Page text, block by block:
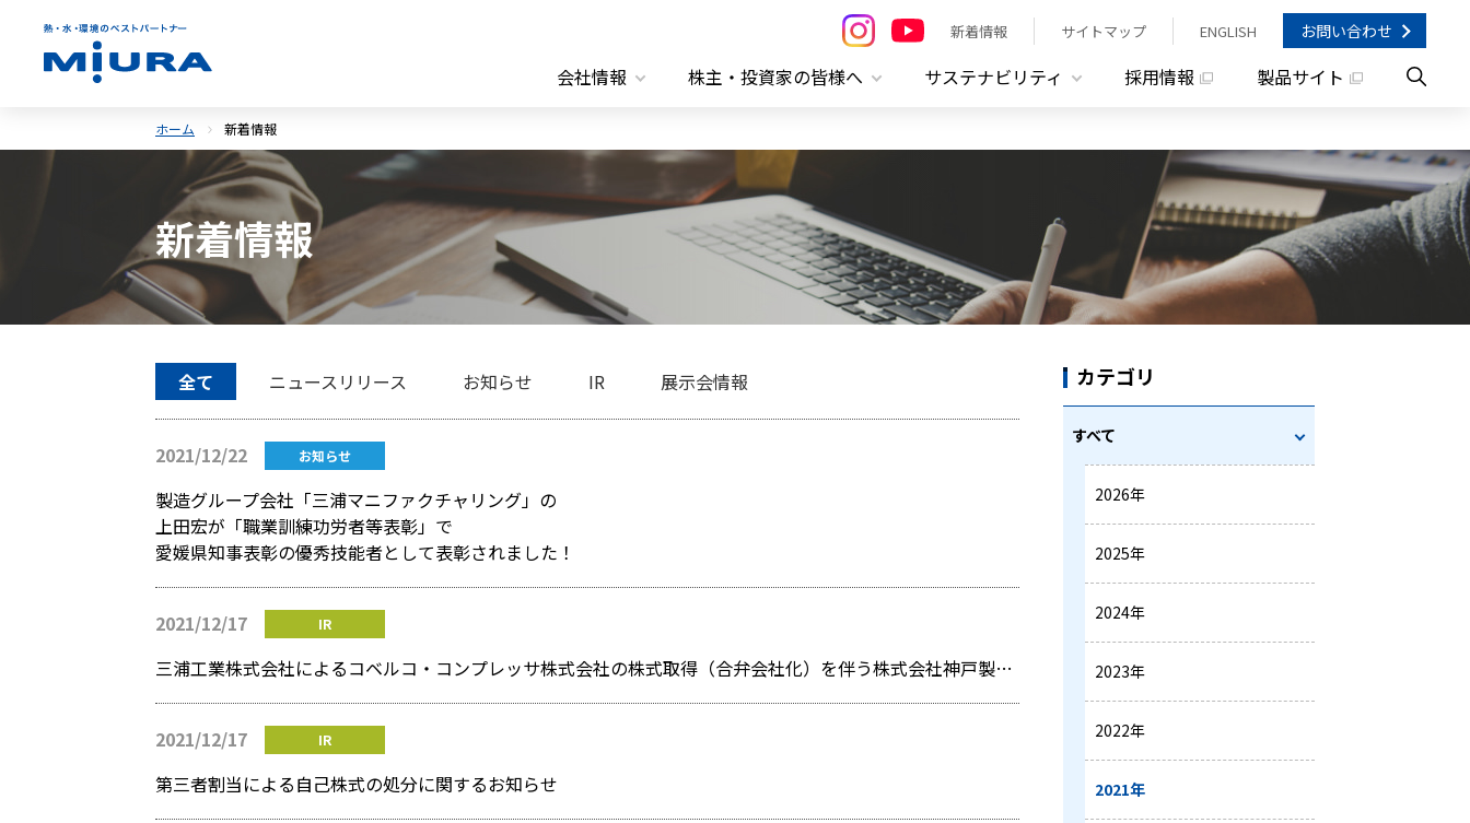
新着情報 サイトマップ ENGLISH お問い合わせ
会社情報 株主・投資家の皆様へ サステナビリティ 採用情報 製品サイト
ホーム 新着情報
新着情報
全て ニュースリリース お知らせ IR 展示会情報
2021/12/22 お知らせ
製造グループ会社「三浦マニファクチャリング」の
上田宏が「職業訓練功労者等表彰」で
愛媛県知事表彰の優秀技能者として表彰されました！
2021/12/17 IR
三浦工業株式会社によるコベルコ・コンプレッサ株式会社の株式取得（合弁会社化）を伴う株式会社神戸製鋼所と三浦工業株式会社による資本業務提携の開始日決定のお知らせ
2021/12/17 IR
第三者割当による自己株式の処分に関するお知らせ
カテゴリ
すべて
2026年
2025年
2024年
2023年
2022年
2021年